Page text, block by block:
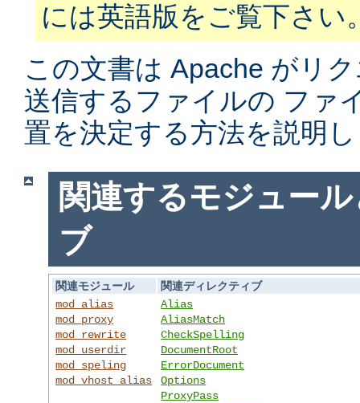
には英語版をご覧下さい
この文書は Apache がリ
送信するファイルの ファ
置を決定する方法を説明
関連するモジュー
ブ
関連モジュール
関連ディレクティブ
mod_alias
mod_proxy
mod_rewrite
mod_userdir
mod_speling
mod_vhost_alias
Alias
AliasMatch
CheckSpelling
DocumentRoot
ErrorDocument
Options
ProxyPass